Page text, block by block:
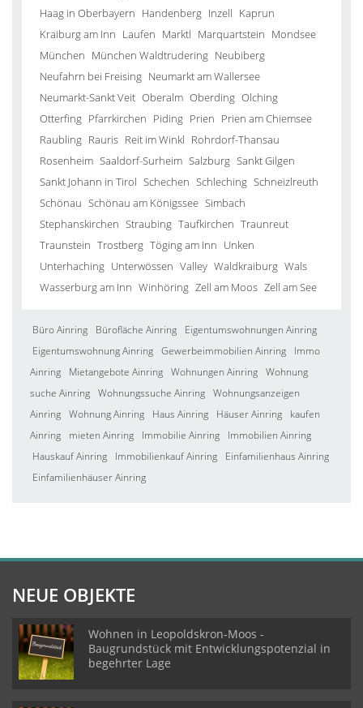
Haag in Oberbayern Handenberg Inzell Kaprun
Kraiburg am Inn Laufen Marktl Marquartstein Mondsee
München München Waldtrudering Neubiberg
Neufahrn bei Freising Neumarkt am Wallersee
Neumarkt-Sankt Veit Oberalm Oberding Olching
Otterfing Pfarrkirchen Piding Prien Prien am Chiemsee
Raubling Rauris Reit im Winkl Rohrdorf-Thansau
Rosenheim Saaldorf-Surheim Salzburg Sankt Gilgen
Sankt Johann in Tirol Schechen Schleching Schneizlreuth
Schönau Schönau am Königssee Simbach
Stephanskirchen Straubing Taufkirchen Traunreut
Traunstein Trostberg Töging am Inn Unken
Unterhaching Unterwössen Valley Waldkraiburg Wals
Wasserburg am Inn Winhöring Zell am Moos Zell am See
Büro Ainring Bürofläche Ainring
Eigentumswohnungen Ainring
Eigentumswohnung Ainring Gewerbeimmobilien Ainring
Immo
Ainring
Mietangebote Ainring Wohnungen Ainring Wohnung
suche Ainring Wohnungssuche Ainring Wohnungsanzeigen
Ainring Wohnung Ainring Haus Ainring Häuser Ainring
kaufen
Ainring
mieten Ainring Immobilie Ainring
Immobilien Ainring
Hauskauf Ainring
Immobilienkauf Ainring
Einfamilienhaus Ainring
Einfamilienhäuser Ainring
NEUE OBJEKTE
Wohnen in Leopoldskron-Moos -
Baugrundstück mit Entwicklungspotenzial in
begehrter Lage